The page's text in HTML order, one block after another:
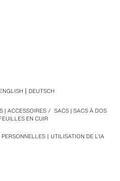
UTILISATION DE L’IA
| ACCESSOIRES / SACS | SACS À DOS
EN CUIR
ENGLISH DEUTSCH